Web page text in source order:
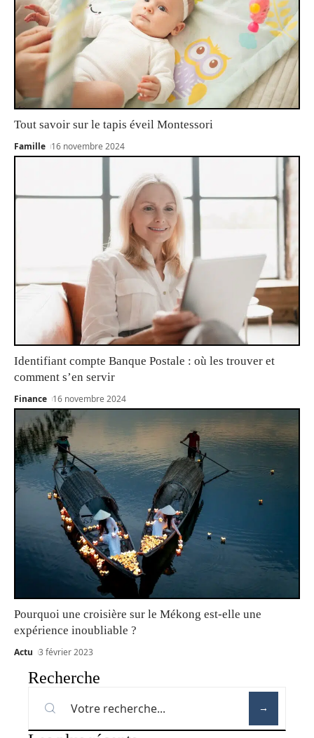
Tout savoir sur le tapis éveil Montessori
Famille 16 novembre 2024
Identifiant compte Banque Postale : où les trouver et
comment s’en servir
Finance 16 novembre 2024
Pourquoi une croisière sur le Mékong est-elle une
expérience inoubliable ?
Actu 3 février 2023
Recherche